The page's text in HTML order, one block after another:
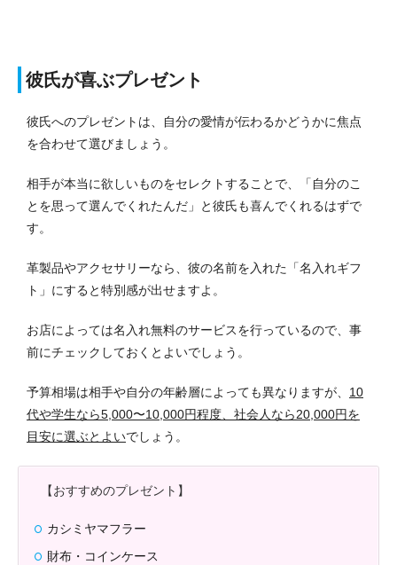
彼氏が喜ぶプレゼント
彼氏へのプレゼントは、自分の愛情が伝わるかどうかに焦点
を合わせて選びましょう。
相手が本当に欲しいものをセレクトすることで、「自分のこ
とを思って選んでくれたんだ」と彼氏も喜んでくれるはずで
す。
革製品やアクセサリーなら、彼の名前を入れた「名入れギフ
ト」にすると特別感が出せますよ。
お店によっては名入れ無料のサービスを行っているので、事
前にチェックしておくとよいでしょう。
予算相場は相手や自分の年齢層によっても異なりますが、 10
代や学生なら5,000〜10,000円程度、社会人なら20,000円を
目安に選ぶとよいでしょう。
【おすすめのプレゼント】
カシミヤマフラー
財布・コインケース